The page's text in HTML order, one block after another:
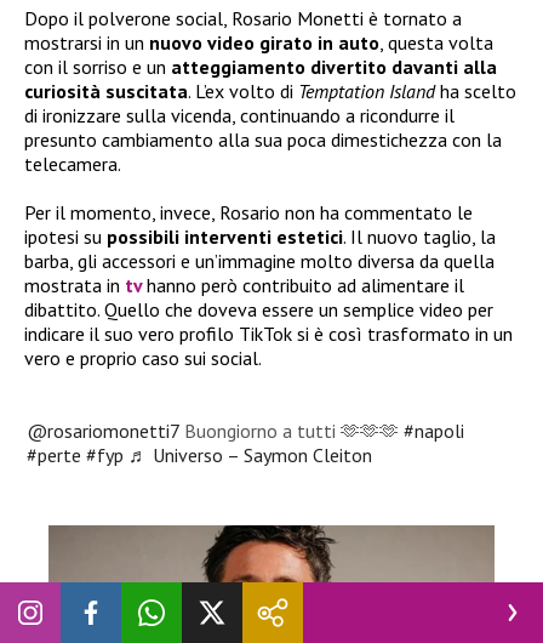
Dopo il polverone social, Rosario Monetti è tornato a
mostrarsi in un nuovo video girato in auto, questa volta
con il sorriso e un atteggiamento divertito davanti alla
curiosità suscitata. L’ex volto di Temptation Islandha scelto
di ironizzare sulla vicenda, continuando a ricondurre il
presunto cambiamento alla sua poca dimestichezza con la
telecamera.
Per il momento, invece, Rosario non ha commentato le
ipotesi su possibili interventi estetici. Il nuovo taglio, la
barba, gli accessori e un’immagine molto diversa da quella
mostrata in tvhanno però contribuito ad alimentare il
dibattito. Quello che doveva essere un semplice video per
indicare il suo vero profilo TikTok si è così trasformato in un
vero e proprio caso sui social.
@rosariomonetti7 Buongiorno a tutti 🫶🫶🫶#napoli
#perte #fyp ♬ Universo – Saymon Cleiton